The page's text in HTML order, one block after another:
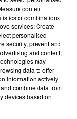
compte
de loi
Sénat, soit une
la semaine
de
loi aille encore
content
or combinations
services; Create
personalised
security, prevent and
and content;
may
data to offer
information actively
combine data from
devices based on